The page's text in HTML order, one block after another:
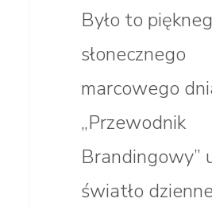
Było to
słonecznego
marcowego
„Przewodnik
Brandingowy”
światło